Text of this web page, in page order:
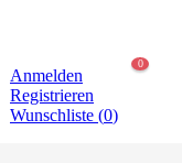
Anmelden
Registrieren
Wunschliste (0)
0